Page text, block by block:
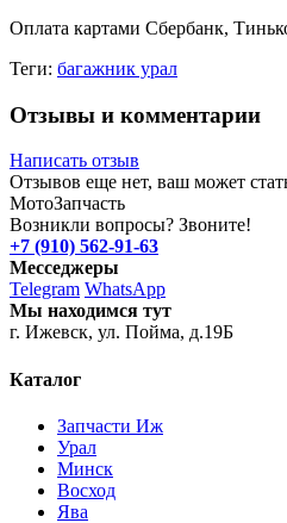
Оплата картами Сбербанк,
Теги: багажник урал
Отзывы и комментарии
Написать отзыв
Отзывов еще нет, ваш может
МотоЗапчасть
Возникли вопросы? Звоните!
+7 (910) 562-91-63
Месседжеры
Telegram WhatsApp
Мы находимся тут
г. Ижевск, ул. Пойма, д.19Б
Каталог
Запчасти Иж
Урал
Минск
Восход
Ява